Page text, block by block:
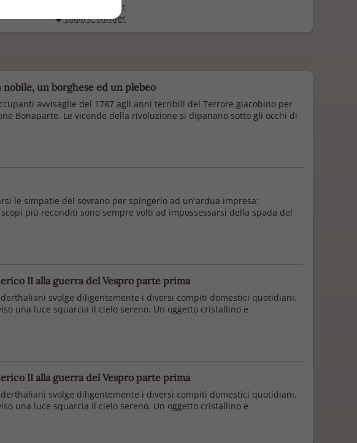
Gialli e Thriller
Gialli e Thriller
un borghese ed un plebeo
avvisaglie del 1787 agli anni terribili del Terrore giacobino per
Bonaparte. Le vicende della rivoluzione si dipanano sotto gli occhi di
le simpatie del sovrano per spingerlo ad un'ardua impresa:
più reconditi sono sempre volti ad impossessarsi della spada del
II alla guerra del Vespro parte prima
svolge diligentemente i diversi compiti domestici quotidiani.
una luce squarcia il cielo sereno. Un oggetto cristallino e
II alla guerra del Vespro parte prima
svolge diligentemente i diversi compiti domestici quotidiani.
una luce squarcia il cielo sereno. Un oggetto cristallino e